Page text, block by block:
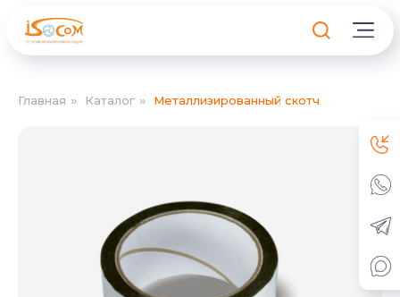
Главная » Каталог » Металлизированный скотч